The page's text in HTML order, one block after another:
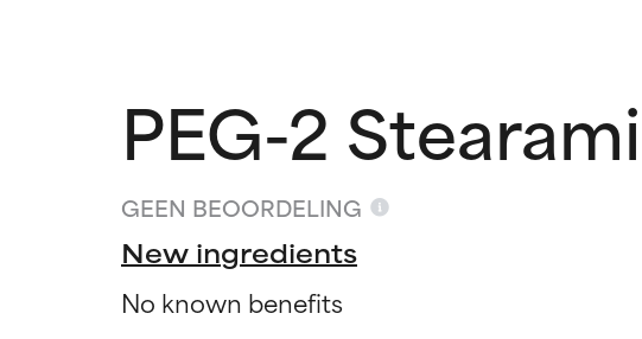
PEG-2
GEEN BEOORDELING
New ingredients
No known benefits